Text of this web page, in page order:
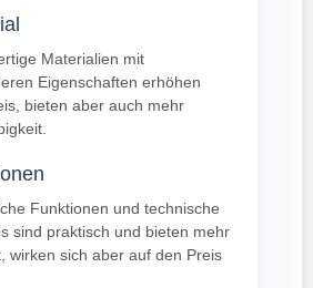
Materialien mit
Eigenschaften erhöhen
bieten aber auch mehr
Funktionen und technische
sind praktisch und bieten mehr
wirken sich aber auf den Preis